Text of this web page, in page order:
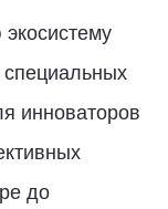
инноваторов
до